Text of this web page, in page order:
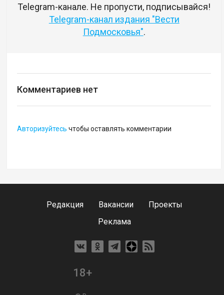
Telegram-канале. Не пропусти, подписывайся!
Telegram-канал издания "Вести
Подмосковья".
Комментариев нет
Авторизуйтесь чтобы оставлять комментарии
Редакция Вакансии
Проекты
Реклама
18+